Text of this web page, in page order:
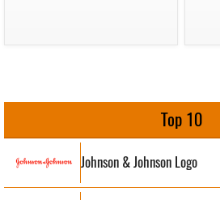
Top 10
Johnson & Johnson Logo